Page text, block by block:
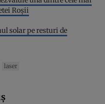
Roșii
solar pe resturi de
laser